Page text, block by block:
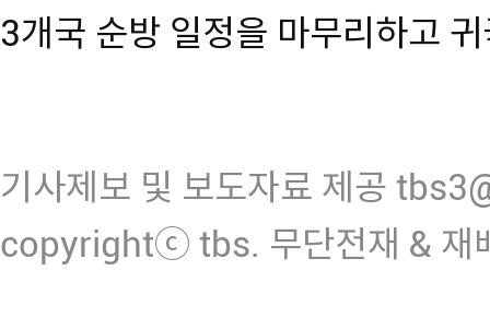
3개국 순방 일정을 마무리하고
기사제보 및 보도자료 제공
copyrightⓒ tbs. 무단전재 & 재